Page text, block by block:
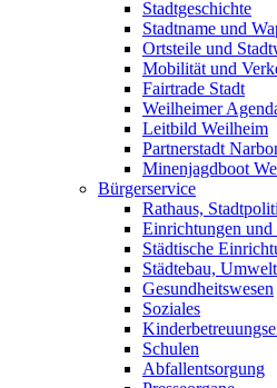
Stadtgeschichte
Stadtname und
Ortsteile und
Mobilität und
Fairtrade Stadt
Weilheimer
Leitbild Weilheim
Partnerstadt
Minenjagdboot
Bürgerservice
Rathaus,
Einrichtungen und
Städtische
Städtebau,
Gesundheitswesen
Soziales
Schulen
Abfallentsorgung